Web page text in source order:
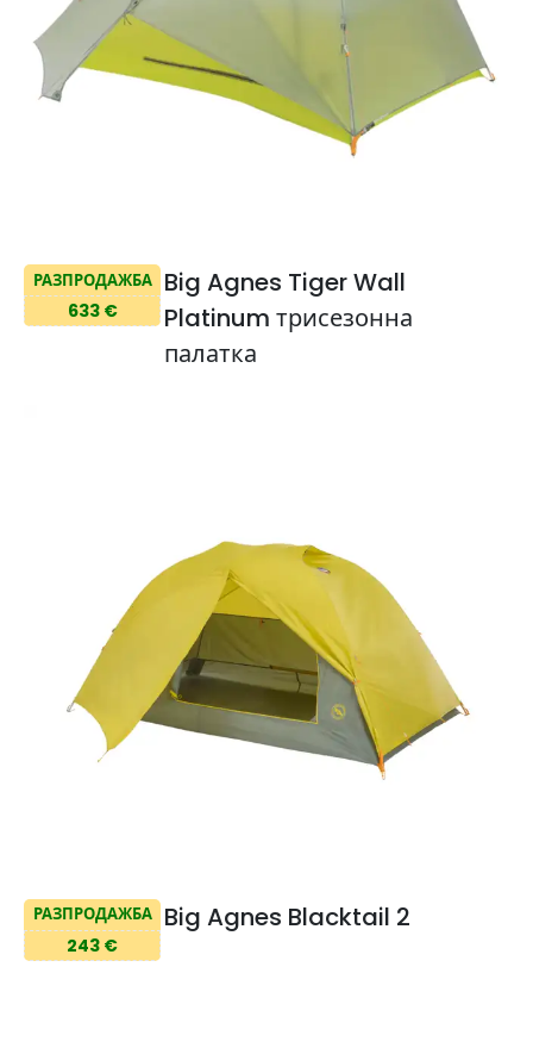
РАЗПРОДАЖБА
633 €
Big Agnes Tiger Wall
Platinum трисезонна
палатка
РАЗПРОДАЖБА
243 €
Big Agnes Blacktail 2